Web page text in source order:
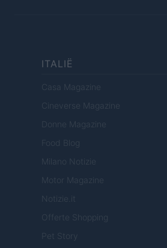
ITALIË
Casa Magazine
Cineverse Magazine
Donne Magazine
Food Blog
Milano Notizie
Motor Magazine
Notizie.it
Offerte Shopping
Pet Story